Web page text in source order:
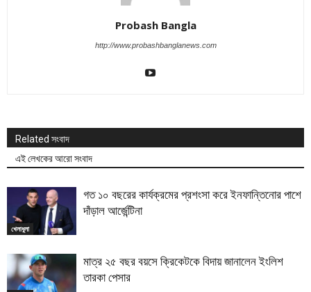
Probash Bangla
http://www.probashbanglanews.com
Related সংবাদ
এই লেখকের আরো সংবাদ
খেলাধুলা
গত ১০ বছরের কার্যক্রমের প্রশংসা করে ইনফান্তিনোর পাশে
দাঁড়াল আর্জেন্টিনা
মাত্র ২৫ বছর বয়সে ক্রিকেটকে বিদায় জানালেন ইংলিশ
তারকা পেসার